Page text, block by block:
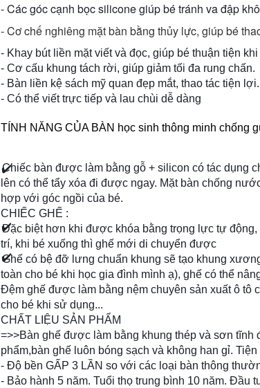
- Các góc cạnh bọc silicone giúp bé tránh va đập
- Cơ chế nghiêng mặt bàn bằng thủy lực, giúp bé
- Khay bút liền mặt viết và đọc, giúp bé thuận tiện
- Cơ cấu khung tách rời, giúp giảm tối đa rung chấn.
- Bàn liền kệ sách mỹ quan đẹp mắt, thao tác tiện lợi.
- Có thể viết trực tiếp và lau chùi dễ dàng
TÍNH NĂNG CỦA BÀN học sinh thông minh chống
✔️
Chiếc bàn được làm bằng gỗ + silicon có tác dụng
lên có thể tẩy xóa đi được ngay. Mặt bàn chống
hợp với góc ngồi của bé.
CHIẾC GHẾ :
✔️
Đặc biệt hơn khi được khóa bằng trọng lực tự
trí, khi bé xuống thì ghế mới di chuyển được
✔️
Ghế có bệ đỡ lưng chuẩn khung sẽ tạo khung
toàn cho bé khi học gia đình mình ạ), ghế có thể
Đệm ghế được làm bằng nệm chuyên sản xuất ô tô
cho bé khi sử dụng...
CHẤT LIỆU SẢN PHẨM
=>>Bàn ghế được làm bằng khung thép và sơn tĩnh
phẩm,bàn ghế luôn bóng sạch và không han gỉ.
- Độ bền GẤP 3 LẦN so với các loại bàn thông
- Bảo hành 5 năm. Tuổi thọ trung bình 10 năm. Đầu